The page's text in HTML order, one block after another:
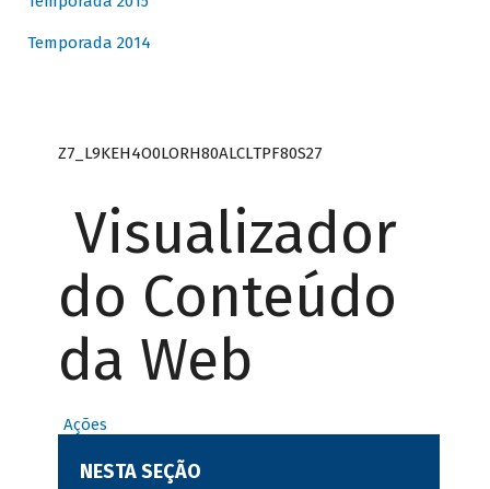
Temporada 2014
Z7_L9KEH4O0LORH80ALCLTPF80S27
Visualizador
do Conteúdo
da Web
Ações
NESTA SEÇÃO